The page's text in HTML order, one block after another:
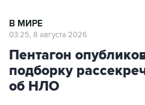
В МИРЕ
03:25, 8 августа 2026
Пентагон
подборку
об НЛО